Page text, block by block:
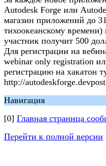
Autodesk Forge или
магазин приложений до
тихоокеанскому
участник получит 500
Для регистрации на
webinar only registration
регистрацию на хакатон
http://
Навигация
[0] Главная страница
Перейти к полной версии